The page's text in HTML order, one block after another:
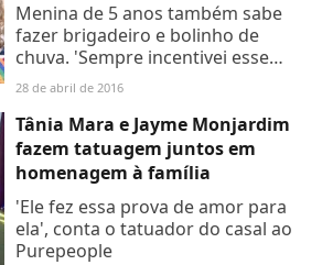
Menina de 5 anos também sabe
fazer brigadeiro e bolinho de
chuva. 'Sempre incentivei esse
talento da Maysa na cozinha',
28 de abril de 2016
Tânia Mara e Jayme Monjardim
fazem tatuagem juntos em
homenagem à família
'Ele fez essa prova de amor para
ela', conta o tatuador do casal ao
Purepeople